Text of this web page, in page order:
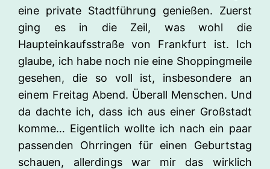
eine private Stadtführung genießen. Zuerst
ging es in die Zeil, was wohl die
Haupteinkaufsstraße von Frankfurt ist. Ich
glaube, ich habe noch nie eine Shoppingmeile
gesehen, die so voll ist, insbesondere an
einem Freitag Abend. Überall Menschen. Und
da dachte ich, dass ich aus einer Großstadt
komme… Eigentlich wollte ich nach ein paar
passenden Ohrringen für einen Geburtstag
schauen, allerdings war mir das wirklich